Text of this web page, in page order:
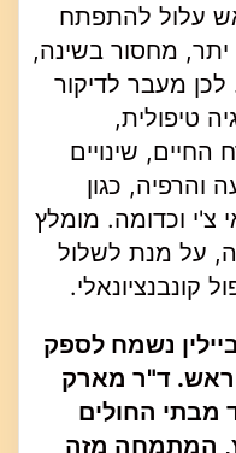
עלול להתפתח
מחסור בשינה,
לכן מעבר לדיקור
טיפולית,
החיים, שינויים
והרפיה, כגון
צ'י וכדומה. מומלץ
על מנת לשלול
קונבנציונאלי.
נשמח לספק
ראש. ד"ר מארק
מבתי החולים
המתמחה מזה